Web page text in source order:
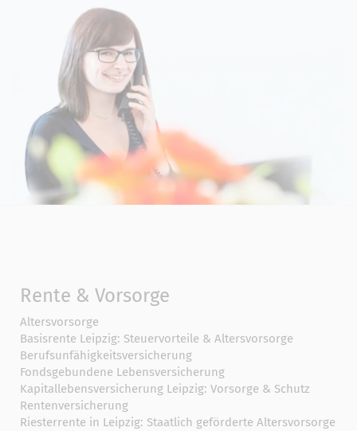
Rente & Vorsorge
Altersvorsorge
Basisrente Leipzig: Steuervorteile & Altersvorsorge
Berufs­unfähigkeitsversicherung
Fondsgebundene Lebensversicherung
Kapitallebensversicherung Leipzig: Vorsorge & Schutz
Rentenversicherung
Riesterrente in Leipzig: Staatlich geförderte Altersvorsorge